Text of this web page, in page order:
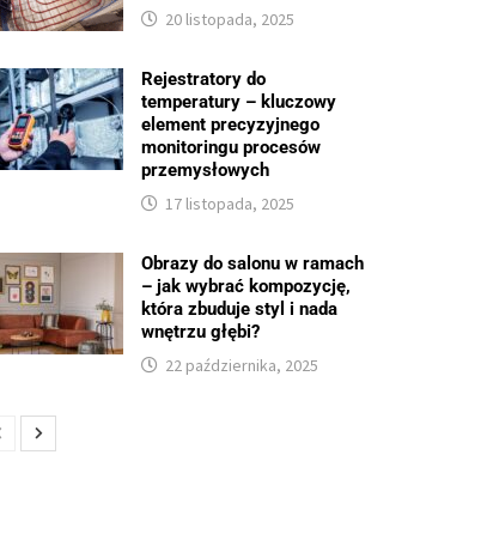
20 listopada, 2025
Rejestratory do
temperatury – kluczowy
element precyzyjnego
monitoringu procesów
przemysłowych
17 listopada, 2025
Obrazy do salonu w ramach
– jak wybrać kompozycję,
która zbuduje styl i nada
wnętrzu głębi?
22 października, 2025